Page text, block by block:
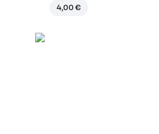
4,00 €